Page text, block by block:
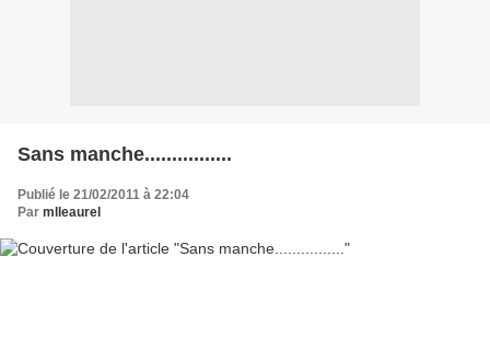
Sans manche................
Publié le 21/02/2011 à 22:04
Par mlleaurel